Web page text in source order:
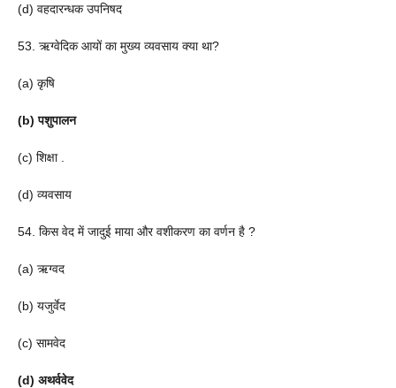
(d) वहदारन्धक उपनिषद
53. ऋग्वेदिक आयों का मुख्य व्यवसाय क्या था?
(a) कृषि
(b) पशुपालन
(c) शिक्षा .
(d) व्यवसाय
54. किस वेद में जादुई माया और वशीकरण का वर्णन है ?
(a) ऋग्वद
(b) यजुर्वेद
(c) सामवेद
(d) अथर्ववेद